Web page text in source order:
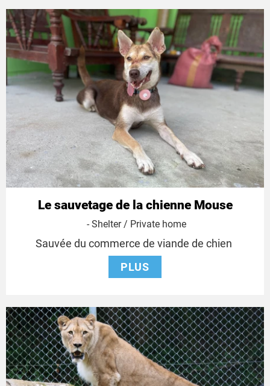
Le sauvetage de la chienne Mouse
- Shelter / Private home
Sauvée du commerce de viande de chien
PLUS